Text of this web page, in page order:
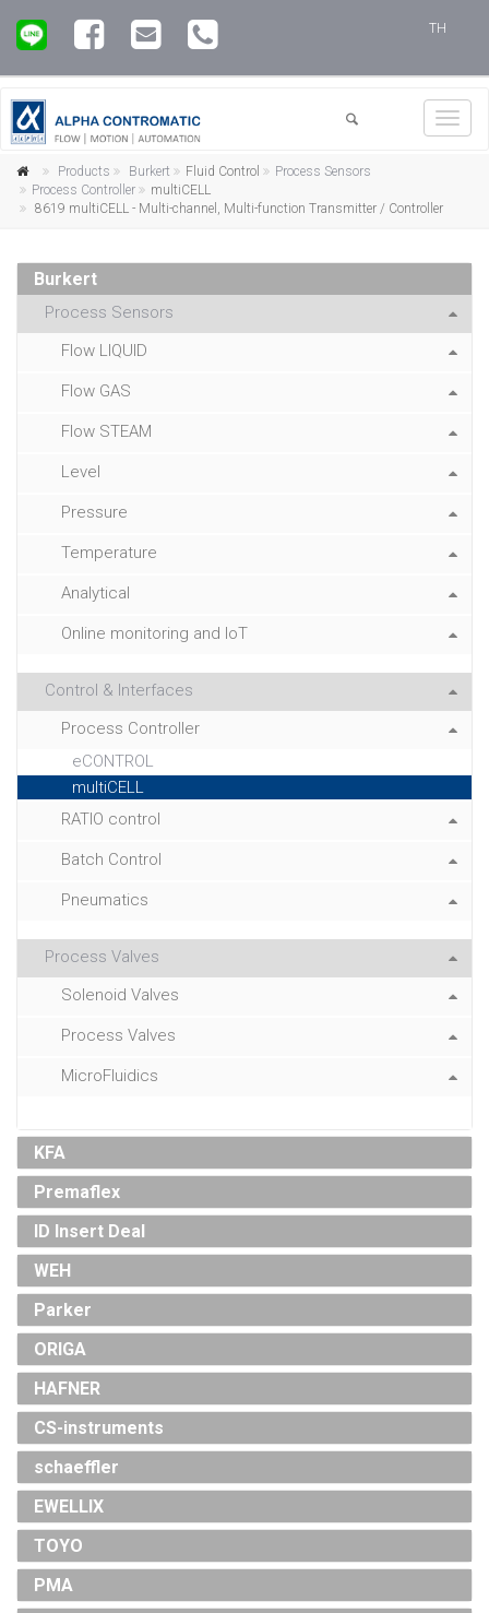
TH
Products Burkert Fluid Control
Process Sensors
Process Controller
multiCELL
8619 multiCELL - Multi-channel, Multi-function Transmitter / Controller
Burkert
Process Sensors
Flow LIQUID
Flow GAS
Flow STEAM
Level
Pressure
Temperature
Analytical
Online monitoring and IoT
Control & Interfaces
Process Controller
eCONTROL
multiCELL
RATIO control
Batch Control
Pneumatics
Process Valves
Solenoid Valves
Process Valves
MicroFluidics
KFA
Premaflex
ID Insert Deal
WEH
Parker
ORIGA
HAFNER
CS-instruments
schaeffler
EWELLIX
TOYO
PMA